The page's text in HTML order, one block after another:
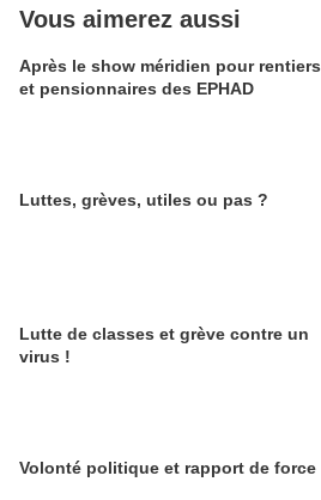
Vous aimerez aussi
Après le show méridien pour rentiers
et pensionnaires des EPHAD
Luttes, grèves, utiles ou pas ?
Lutte de classes et grève contre un
virus !
Volonté politique et rapport de force